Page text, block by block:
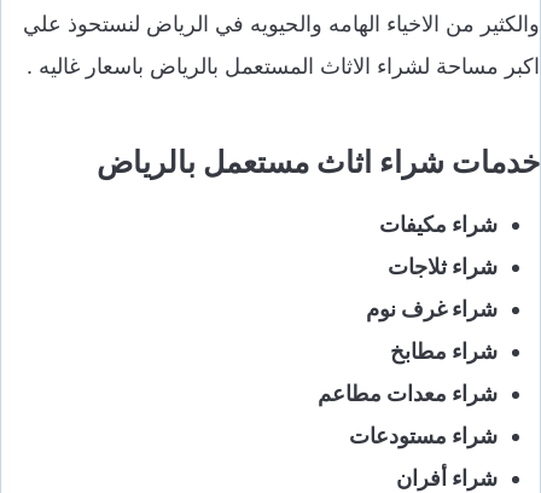
والكثير من الاخياء الهامه والحيويه في الرياض لنستحوذ علي
اكبر مساحة لشراء الاثاث المستعمل بالرياض باسعار غاليه .
خدمات شراء اثاث مستعمل بالرياض
شراء مكيفات
شراء ثلاجات
شراء غرف نوم
شراء مطابخ
شراء معدات مطاعم
شراء مستودعات
شراء أفران